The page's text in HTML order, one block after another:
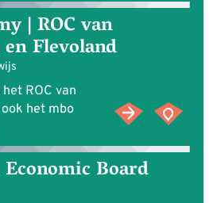
| ROC van
Flevoland
ROC van
het mbo
Board